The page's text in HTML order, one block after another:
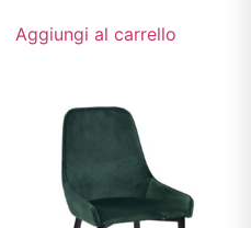
Aggiungi al carrello